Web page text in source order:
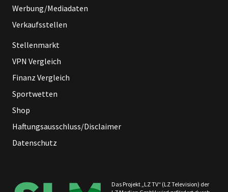
Werbung/Mediadaten
Verkaufsstellen
Stellenmarkt
VPN Vergleich
Finanz Vergleich
Sportwetten
Shop
Haftungsausschluss/Disclaimer
Datenschutz
Das Projekt „LZ TV“ (LZ Television) der